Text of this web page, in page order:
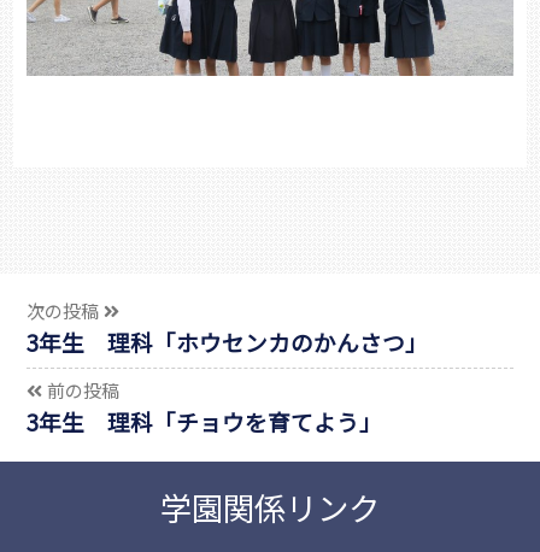
次の投稿
3年生 理科「ホウセンカのかんさつ」
前の投稿
3年生 理科「チョウを育てよう」
学園関係リンク